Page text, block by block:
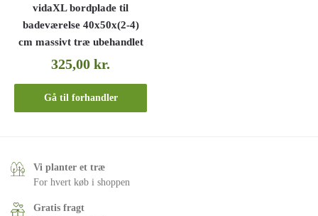
vidaXL bordplade til
badeværelse 40x50x(2-4)
cm massivt træ ubehandlet
325,00kr.
Gå til forhandler
Vi planter et træ
For hvert køb i shoppen
Gratis fragt